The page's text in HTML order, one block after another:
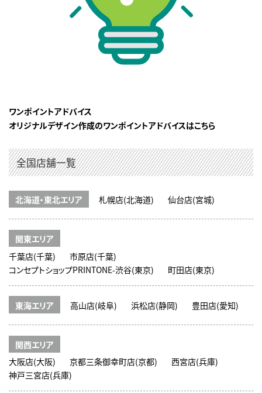
ワンポイントアドバイス
オリジナルデザイン作成のワンポイントアドバイスはこちら
全国店舗一覧
北海道・東北エリア 札幌店(北海道) 仙台店(宮城)
関東エリア
千葉店(千葉)
市原店(千葉)
コンセプトショップPRINTONE-渋谷(東京)
町田店(東京)
東海エリア 高山店(岐阜) 浜松店(静岡) 豊田店(愛知)
関西エリア
大阪店(大阪)
京都三条御幸町店(京都)
西宮店(兵庫)
神戸三宮店(兵庫)